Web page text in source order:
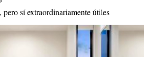
pero sí extraordinariamente útiles